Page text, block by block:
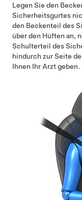
Legen Sie den
Sicherheitsgurtes
den Beckenteil des
über den Hüften an,
Schulterteil des
hindurch zur Seite
Ihnen Ihr Arzt geben.